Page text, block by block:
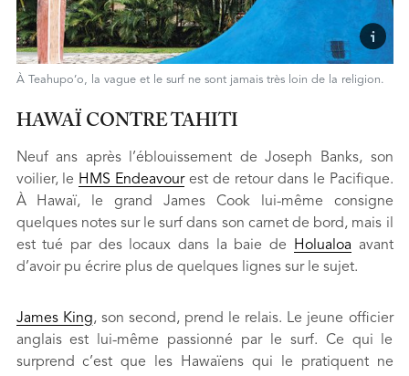
À Teahupo’o, la vague et le surf ne sont jamais très loin de la religion.
HAWAÏ CONTRE TAHITI
Neuf ans après l’éblouissement de Joseph Banks, son
voilier, le HMS Endeavourest de retour dans le Pacifique.
À Hawaï, le grand James Cook lui-même consigne
quelques notes sur le surf dans son carnet de bord, mais il
est tué par des locaux dans la baie de
Holualoa avant
d’avoir pu écrire plus de quelques lignes sur le sujet.
James King, son second, prend le relais. Le jeune officier
anglais est lui-même passionné par le surf. Ce qui le
surprend c’est que les Hawaïens qui le pratiquent ne